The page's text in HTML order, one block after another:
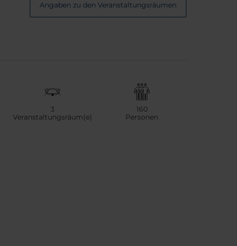
Angaben zu den Veranstaltungsräumen
3
Veranstaltungsräum(e)
160
Personen